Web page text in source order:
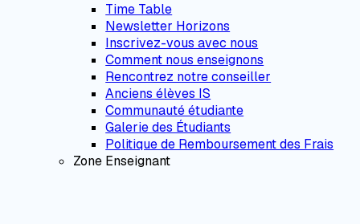
Time Table
Newsletter Horizons
Inscrivez-vous avec nous
Comment nous enseignons
Rencontrez notre conseiller
Anciens élèves IS
Communauté étudiante
Galerie des Étudiants
Politique de Remboursement des Frais
Zone Enseignant